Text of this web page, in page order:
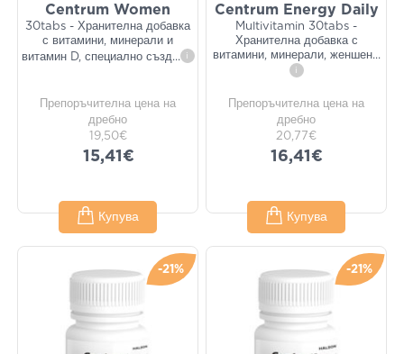
Centrum Women
30tabs - Хранителна добавка
с витамини, минерали и
витамин D, специално създ... i
Препоръчителна цена на
дребно
19,50€
15,41€
Купува
Centrum Energy Daily
Multivitamin 30tabs -
Хранителна добавка с
витамини, минерали, женшен...
i
Препоръчителна цена на
дребно
20,77€
16,41€
Купува
-21% -21%